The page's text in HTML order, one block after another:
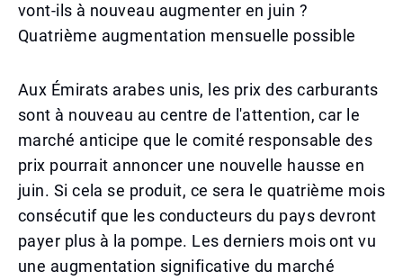
vont-ils à nouveau augmenter en juin ?
Quatrième augmentation mensuelle possible
Aux Émirats arabes unis, les prix des carburants
sont à nouveau au centre de l'attention, car le
marché anticipe que le comité responsable des
prix pourrait annoncer une nouvelle hausse en
juin. Si cela se produit, ce sera le quatrième mois
consécutif que les conducteurs du pays devront
payer plus à la pompe. Les derniers mois ont vu
une augmentation significative du marché